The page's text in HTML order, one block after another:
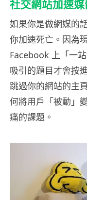
社交網站加速
如果你是做網媒的
你加速死亡。因為
Facebook 上「一
吸引的題目才會按
跳過你的網站的主
何將用戶「被動」
痛的課題。